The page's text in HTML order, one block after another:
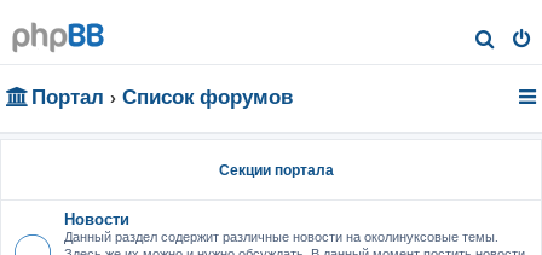
о
Портал Список форумов
Секции портала
Новости
Данный раздел содержит различные новости на околинуксовые темы.